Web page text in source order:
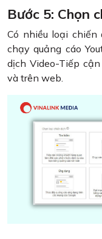
Bước 5: Chọn
Có nhiều loại
chạy quảng cáo
dịch Video-Tiếp
và trên web.